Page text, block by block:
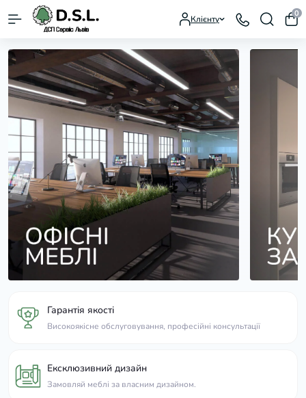
Клієнту
0
Гарантія якості
Високоякісне обслуговування, професійні консультації
Ексклюзивний дизайн
Замовляй меблі за власним дизайном.